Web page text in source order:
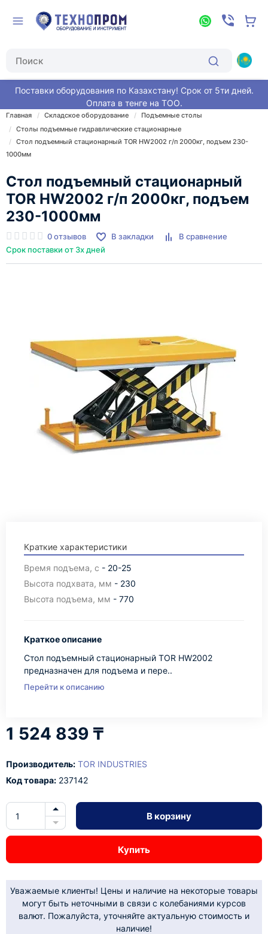
Поставки оборудования по Казахстану! Срок от 5ти дней.
Оплата в тенге на ТОО.
Главная Складское оборудование
Подъемные столы
Столы подъемные гидравлические стационарные
Стол подъемный стационарный TOR HW2002 г/п 2000кг, подъем 230-
1000мм
Стол подъемный стационарный
TOR HW2002 г/п 2000кг, подъем
230-1000мм
0 отзывов В закладки
В сравнение
Срок поставки от 3х дней
Краткие характеристики
Время подъема, с - 20-25
Высота подхвата, мм - 230
Высота подъема, мм - 770
Краткое описание
Стол подъемный стационарный TOR HW2002
предназначен для подъема и пере..
Перейти к описанию
1 524 839 ₸
Производитель: TOR INDUSTRIES
Код товара: 237142
В корзину
Купить
Уважаемые клиенты! Цены и наличие на некоторые товары
могут быть неточными в связи с колебаниями курсов
валют. Пожалуйста, уточняйте актуальную стоимость и
наличие!